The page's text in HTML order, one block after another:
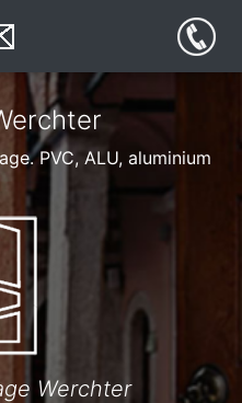
PVC, ALU, aluminium
Werchter